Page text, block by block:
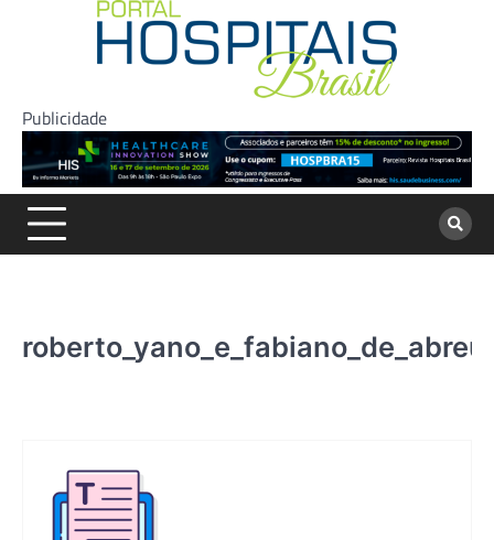
Publicidade
roberto_yano_e_fabiano_de_abreu